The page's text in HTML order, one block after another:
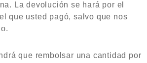
La devolución se hará por el
que usted pagó, salvo que nos
que rembolsar una cantidad por